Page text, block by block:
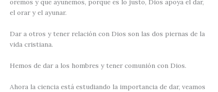
oremos y que ayunemos, porque es lo justo, Dios apoya el dar,
el orar y el ayunar.
Dar a otros y tener relación con Dios son las dos piernas de la
vida cristiana.
Hemos de dar a los hombres y tener comunión con Dios.
Ahora la ciencia está estudiando la importancia de dar, veamos